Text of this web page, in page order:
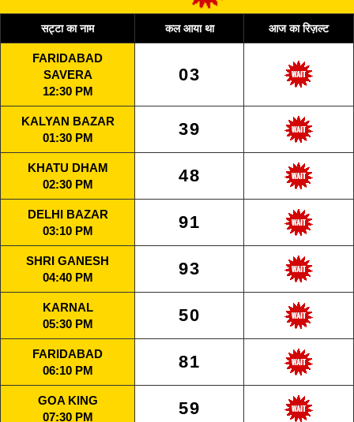
सट्टा का नाम कल आया था आज का रिज़ल्ट
FARIDABAD
SAVERA
12:30 PM
03
KALYAN BAZAR
01:30 PM
39
KHATU DHAM
02:30 PM
48
DELHI BAZAR
03:10 PM
91
SHRI GANESH
04:40 PM
93
KARNAL
05:30 PM
50
FARIDABAD
06:10 PM
81
GOA KING
07:30 PM
59